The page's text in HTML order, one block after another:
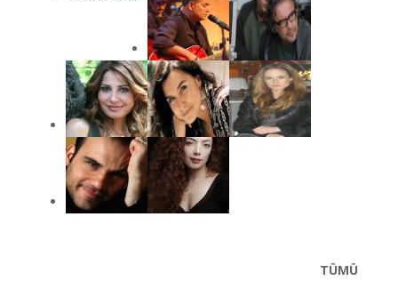
TÜMÜ